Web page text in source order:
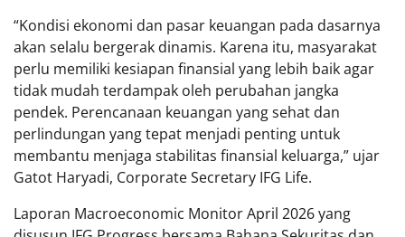
“Kondisi ekonomi dan pasar keuangan pada dasarnya
akan selalu bergerak dinamis. Karena itu, masyarakat
perlu memiliki kesiapan finansial yang lebih baik agar
tidak mudah terdampak oleh perubahan jangka
pendek. Perencanaan keuangan yang sehat dan
perlindungan yang tepat menjadi penting untuk
membantu menjaga stabilitas finansial keluarga,” ujar
Gatot Haryadi, Corporate Secretary IFG Life.
Laporan Macroeconomic Monitor April 2026 yang